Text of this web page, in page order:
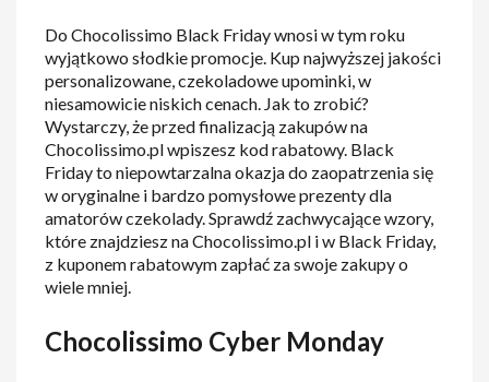
Do Chocolissimo Black Friday wnosi w tym roku
wyjątkowo słodkie promocje. Kup najwyższej jakości
personalizowane, czekoladowe upominki, w
niesamowicie niskich cenach. Jak to zrobić?
Wystarczy, że przed finalizacją zakupów na
Chocolissimo.pl wpiszesz kod rabatowy. Black
Friday to niepowtarzalna okazja do zaopatrzenia się
w oryginalne i bardzo pomysłowe prezenty dla
amatorów czekolady. Sprawdź zachwycające wzory,
które znajdziesz na Chocolissimo.pl i w Black Friday,
z kuponem rabatowym zapłać za swoje zakupy o
wiele mniej.
Chocolissimo Cyber Monday